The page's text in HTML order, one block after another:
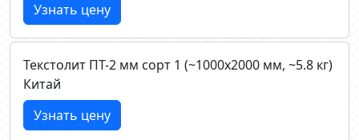
Узнать цену
Текстолит ПТ-2 мм сорт 1 (~1000х2000 мм, ~5.8 кг)
Китай
Узнать цену